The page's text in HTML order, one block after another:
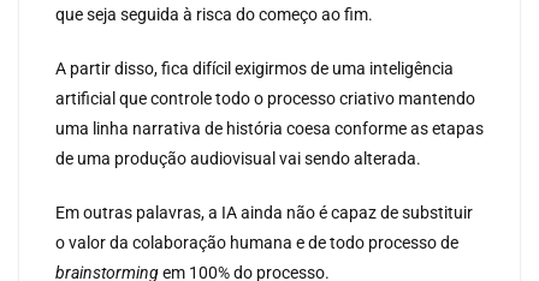
que seja seguida à risca do começo ao fim.
A partir disso, fica difícil exigirmos de uma inteligência
artificial que controle todo o processo criativo mantendo
uma linha narrativa de história coesa conforme as etapas
de uma produção audiovisual vai sendo alterada.
Em outras palavras, a IA ainda não é capaz de substituir
o valor da colaboração humana e de todo processo de
brainstormingem 100% do processo.